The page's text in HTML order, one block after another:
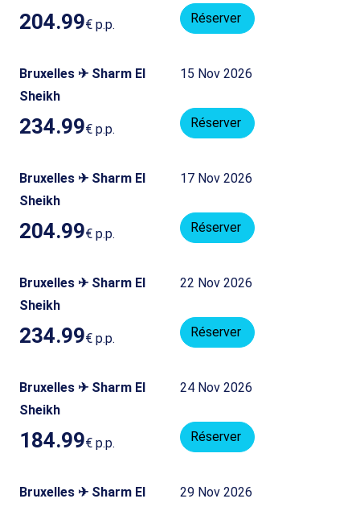
204.99€ p.p. Réserver
Bruxelles ✈ Sharm El
Sheikh
15 Nov 2026
234.99€ p.p. Réserver
Bruxelles ✈ Sharm El
Sheikh
17 Nov 2026
204.99€ p.p. Réserver
Bruxelles ✈ Sharm El
Sheikh
22 Nov 2026
234.99€ p.p. Réserver
Bruxelles ✈ Sharm El
Sheikh
24 Nov 2026
184.99€ p.p. Réserver
Bruxelles ✈ Sharm El
29 Nov 2026